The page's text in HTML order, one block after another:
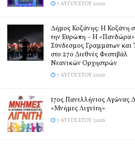
7 ΑΥΓΟΎΣΤΟΥ 2026
Δήμος Κοζάνης: Η Κοζάνη
την Ευρώπη – Η «Πανδώρα»
Σύνδεσμος Γραμμάτων και
στο 27ο Διεθνές Φεστιβάλ
Νεανικών Ορχηστρών
7 ΑΥΓΟΎΣΤΟΥ 2026
17ος Πανελλήνιος Αγώνας
«Μνήμες Λιγνίτη»
7 ΑΥΓΟΎΣΤΟΥ 2026